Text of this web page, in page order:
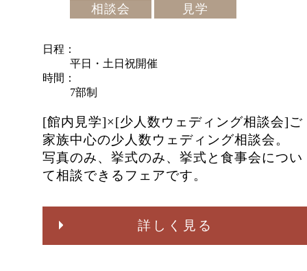
相談会
見学
日程
平日・土日祝開催
時間
7部制
[館内見学]×[少人数ウェディング相談会]ご
家族中心の少人数ウェディング相談会。
写真のみ、挙式のみ、挙式と食事会につい
て相談できるフェアです。
詳しく見る